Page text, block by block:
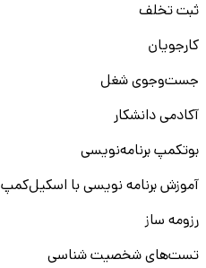
ثبت تخلف
کارجویان
جست‌و‌جوی شغل
آکادمی دانشکار
بوتکمپ برنامه‌نویسی
آموزش برنامه نویسی با اسکیل‌کمپ
رزومه ساز
تست‌های شخصیت شناسی